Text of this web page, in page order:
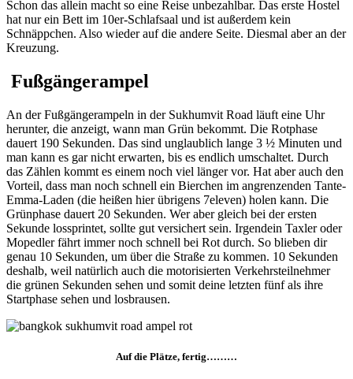
Schon das allein macht so eine Reise unbezahlbar. Das erste Hostel
hat nur ein Bett im 10er-Schlafsaal und ist außerdem kein
Schnäppchen. Also wieder auf die andere Seite. Diesmal aber an der
Kreuzung.
Fußgängerampel
An der Fußgängerampeln in der Sukhumvit Road läuft eine Uhr
herunter, die anzeigt, wann man Grün bekommt. Die Rotphase
dauert 190 Sekunden. Das sind unglaublich lange 3 ½ Minuten und
man kann es gar nicht erwarten, bis es endlich umschaltet. Durch
das Zählen kommt es einem noch viel länger vor. Hat aber auch den
Vorteil, dass man noch schnell ein Bierchen im angrenzenden Tante-
Emma-Laden (die heißen hier übrigens 7eleven) holen kann. Die
Grünphase dauert 20 Sekunden. Wer aber gleich bei der ersten
Sekunde lossprintet, sollte gut versichert sein. Irgendein Taxler oder
Mopedler fährt immer noch schnell bei Rot durch. So blieben dir
genau 10 Sekunden, um über die Straße zu kommen. 10 Sekunden
deshalb, weil natürlich auch die motorisierten Verkehrsteilnehmer
die grünen Sekunden sehen und somit deine letzten fünf als ihre
Startphase sehen und losbrausen.
Auf die Plätze, fertig………